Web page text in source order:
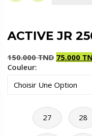
ACTIVE JR
150.000TND
Le
prix
150.000 TND.
75.000
Le
prix
75.000 TND.
Couleur:
27 28